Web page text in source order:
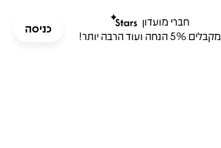
חברי מועדון
מקבלים 5% הנחה ועוד הרבה יותר!
כניסה